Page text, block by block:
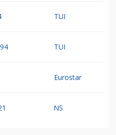
TUI
TUI
Eurostar
NS